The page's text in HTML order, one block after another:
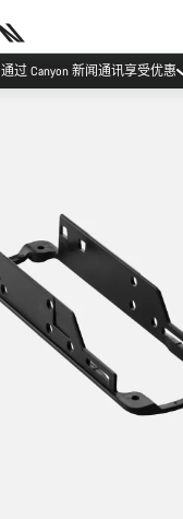
通过 Canyon 新闻通讯享受优惠